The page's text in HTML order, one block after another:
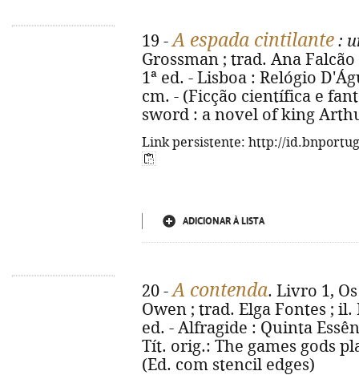
19 -A espada cintilante :
Grossman ; trad. Ana
1ª ed. - Lisboa : Relógio
cm. - (Ficção científica e
sword : a novel of king
Link persistente: http://
ADICIONAR À LISTA
20 -A contenda. Livro 1,
Owen ; trad. Elga Fontes ;
ed. - Alfragide : Quinta
Tít. orig.: The games gods
(Ed. com stencil edges)